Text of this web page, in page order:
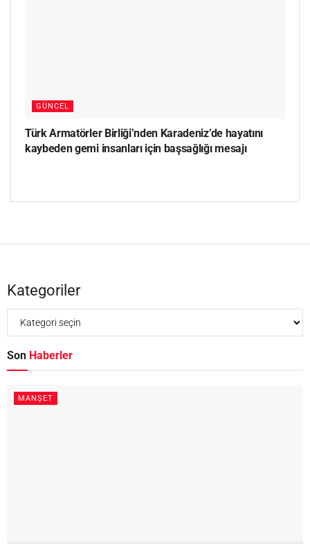
GÜNCEL
Türk Armatörler Birliği’nden Karadeniz’de hayatını
kaybeden gemi insanları için başsağlığı mesajı
Kategoriler
Son Haberler
MANŞET